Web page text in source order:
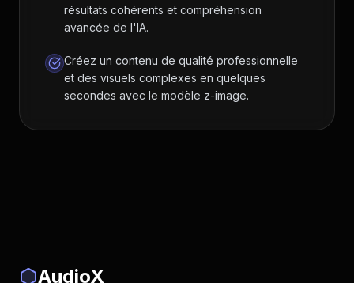
résultats cohérents et compréhension
avancée de l'IA.
Créez un contenu de qualité professionnelle
et des visuels complexes en quelques
secondes avec le modèle z-image.
AudioX